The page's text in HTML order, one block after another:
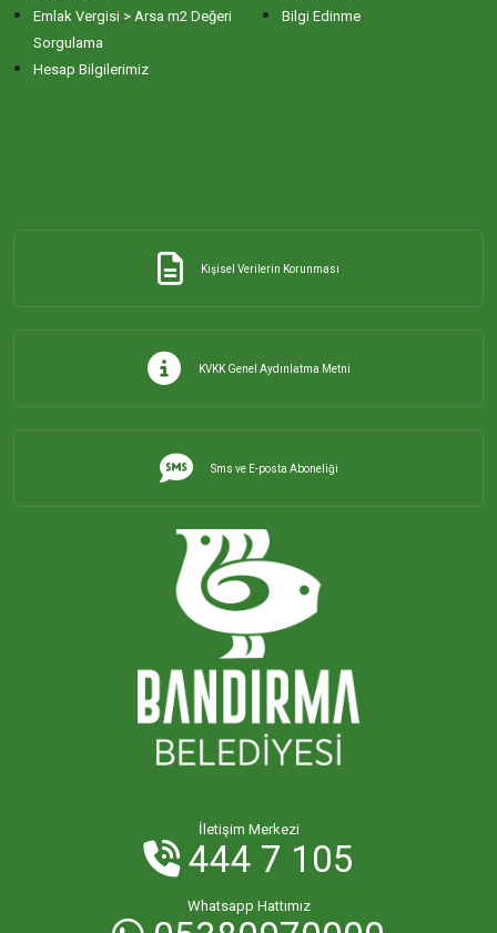
Emlak Vergisi > Arsa m2 Değeri
Sorgulama
Hesap Bilgilerimiz
Bilgi Edinme
Kişisel Verilerin Korunması
KVKK Genel Aydınlatma Metni
Sms ve E-posta Aboneliği
İletişim Merkezi
444 7 105
Whatsapp Hattımız